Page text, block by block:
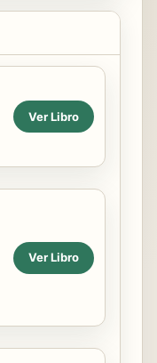
Ver Libro
Ver Libro